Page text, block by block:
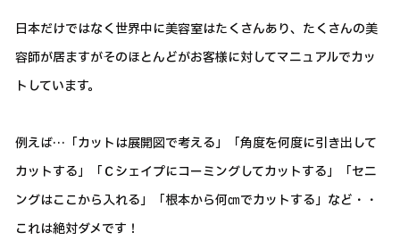
日本だけではなく世界中に美容室はたくさんあり、たくさんの美
容師が居ますがそのほとんどがお客様に対してマニュアルでカッ
トしています。
例えば…「カットは展開図で考える」「角度を何度に引き出して
カットする」「Ｃシェイプにコーミングしてカットする」「セニ
ングはここから入れる」「根本から何㎝でカットする」など・・
これは絶対ダメです！